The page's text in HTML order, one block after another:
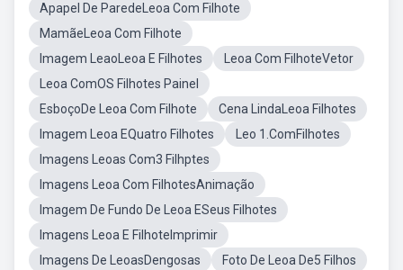
Apapel De ParedeLeoa Com Filhote
MamãeLeoa Com Filhote
Imagem LeaoLeoa E Filhotes
Leoa Com FilhoteVetor
Leoa ComOS Filhotes Painel
EsboçoDe Leoa Com Filhote
Cena LindaLeoa Filhotes
Imagem Leoa EQuatro Filhotes
Leo 1.ComFilhotes
Imagens Leoas Com3 Filhptes
Imagens Leoa Com FilhotesAnimação
Imagem De Fundo De Leoa ESeus Filhotes
Imagens Leoa E FilhoteImprimir
Imagens De LeoasDengosas
Foto De Leoa De5 Filhos